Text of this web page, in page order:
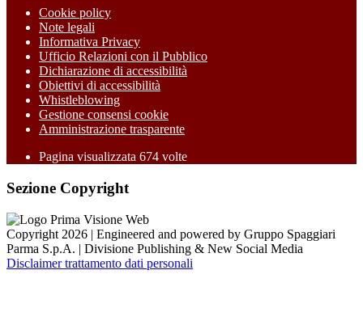
Cookie policy
Note legali
Informativa Privacy
Ufficio Relazioni con il Pubblico
Dichiarazione di accessibilità
Obiettivi di accessibilità
Whistleblowing
Gestione consensi cookie
Amministrazione trasparente
Pagina visualizzata 674 volte
Sezione Copyright
Copyright 2026 | Engineered and powered by Gruppo Spaggiari
Parma S.p.A. | Divisione Publishing & New Social Media
Disclaimer trattamento dati personali